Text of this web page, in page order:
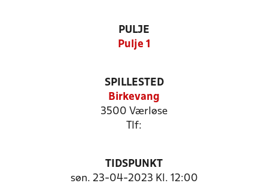
PULJE
Pulje 1
SPILLESTED
Birkevang
3500 Værløse
Tlf:
TIDSPUNKT
søn. 23-04-2023 Kl. 12:00